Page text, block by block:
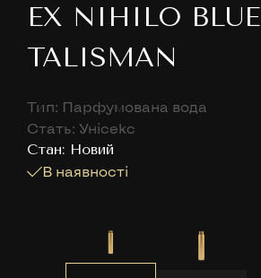
EX NIHILO BLUE
TALISMAN
Тип: Парфумована вода
Стать: Унісекс
Cтан: Новий
В наявності